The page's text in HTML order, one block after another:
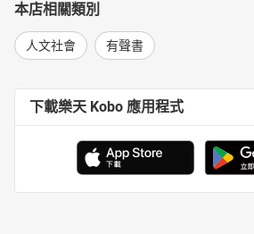
本店相關類別
人文社會 有聲書
下載樂天 Kobo 應用程式